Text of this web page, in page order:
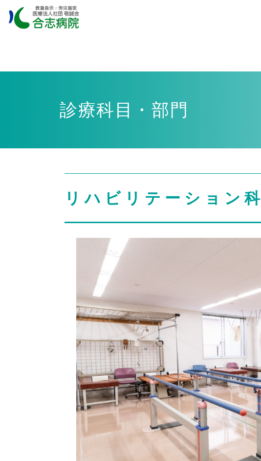
診療科目・部門
リハビリテーション科